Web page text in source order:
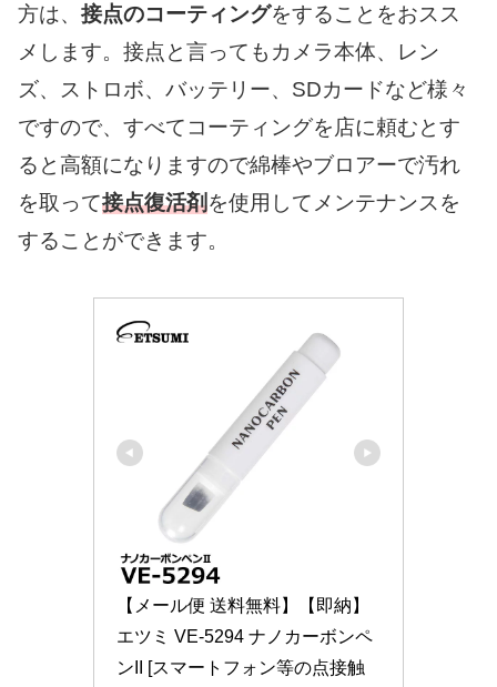
方は、 接点のコーティングをすることをおスス
メします。接点と言ってもカメラ本体、レン
ズ、ストロボ、バッテリー、SDカードなど様々
ですので、すべてコーティングを店に頼むとす
ると高額になりますので綿棒やブロアーで汚れ
を取って接点復活剤を使用してメンテナンスを
することができます。
【メール便 送料無料】【即納】
エツミ VE-5294 ナノカーボンペ
ンII [スマートフォン等の点接触